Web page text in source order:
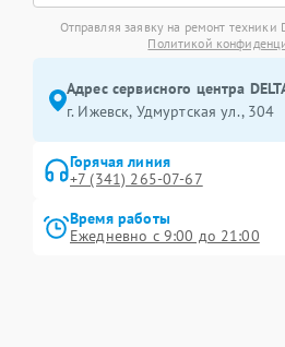
Отправляя заявку на ремонт техники
Политикой
Адрес сервисного центра
г. Ижевск, Удмуртская ул., 304
Горячая линия
+7 (341) 265-07-67
Время работы
Ежедневно с 9:00 до 21:00